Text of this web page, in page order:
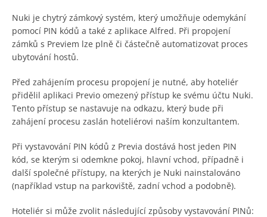
Nuki je chytrý zámkový systém, který umožňuje odemykání
pomocí PIN kódů a také z aplikace Alfred. Při propojení
zámků s Previem lze plně či částečně automatizovat proces
ubytování hostů.
Před zahájením procesu propojení je nutné, aby hoteliér
přidělil aplikaci Previo omezený přístup ke svému účtu Nuki.
Tento přístup se nastavuje na odkazu, který bude při
zahájení procesu zaslán hoteliérovi naším konzultantem.
Při vystavování PIN kódů z Previa dostává host jeden PIN
kód, se kterým si odemkne pokoj, hlavní vchod, případně i
další společné přístupy, na kterých je Nuki nainstalováno
(například vstup na parkoviště, zadní vchod a podobně).
Hoteliér si může zvolit následující způsoby vystavování PINů: